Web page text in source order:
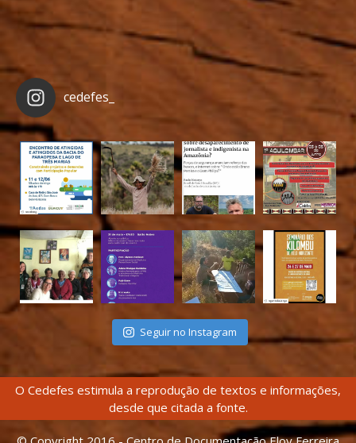
cedefes_
Seguir no Instagram
O Cedefes estimula a reprodução de textos e informações,
desde que citada a fonte.